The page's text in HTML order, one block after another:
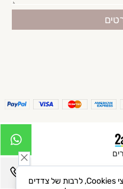
לידיעתך, באתרנו נעשה שימוש בקבצי Cookies, לרבות של צדדים